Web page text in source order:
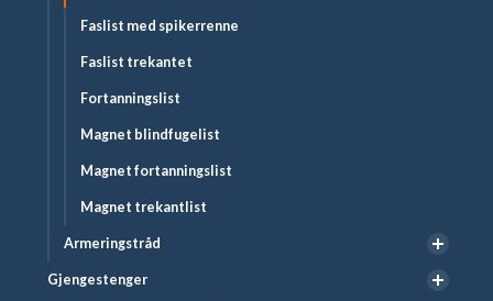
Faslist med spikerrenne
Faslist trekantet
Fortanningslist
Magnet blindfugelist
Magnet fortanningslist
Magnet trekantlist
Armeringstråd
Gjengestenger